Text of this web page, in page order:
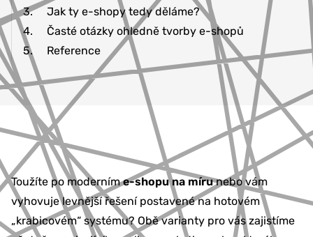
3.
Jak ty e-shopy tedy děláme?
4.
Časté otázky ohledně tvorby e-shopů
5.
Reference
Toužíte po moderníme-shopu na mírunebo vám
vyhovuje levnější řešení postavené na hotovém
„krabicovém“ systému? Obě varianty pro vás zajistíme